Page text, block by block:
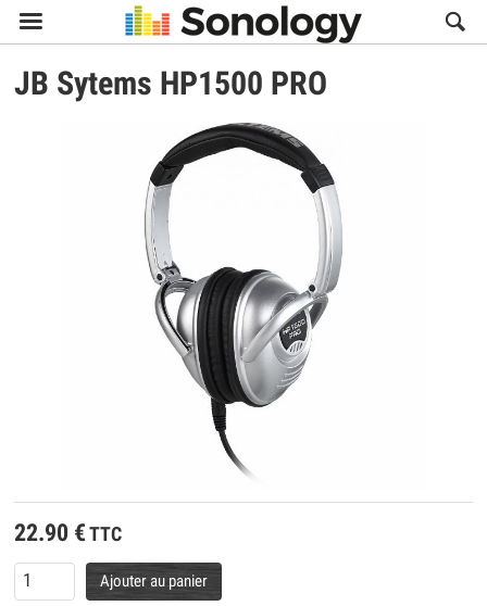

JB Sytems HP1500 PRO
22.90 € TTC
Ajouter au panier